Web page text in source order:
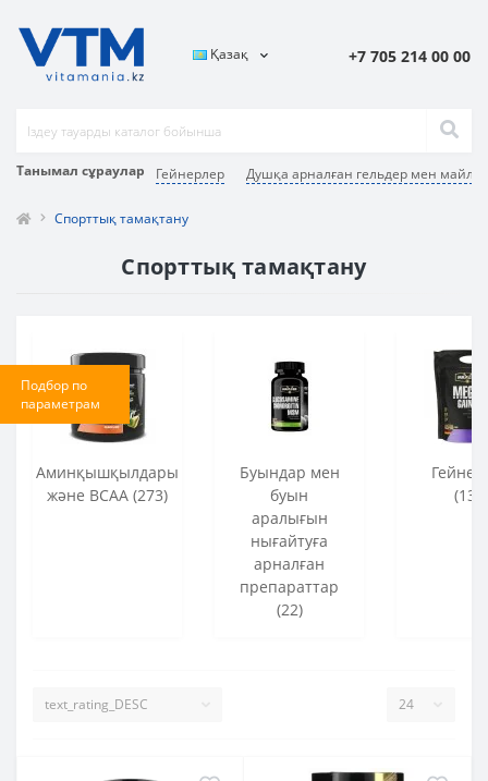
Подбор по
параметрам
Танымал сұраулар Гейнерлер Душқа арналған гельдер мен майлар
Қазақ +7 705 214 00 00
Спорттық тамақтану
Спорттық тамақтану
Аминқышқылдары
және BCAA (273)
Буындар мен
буын
аралығын
нығайтуға
арналған
препараттар
(22)
(133)